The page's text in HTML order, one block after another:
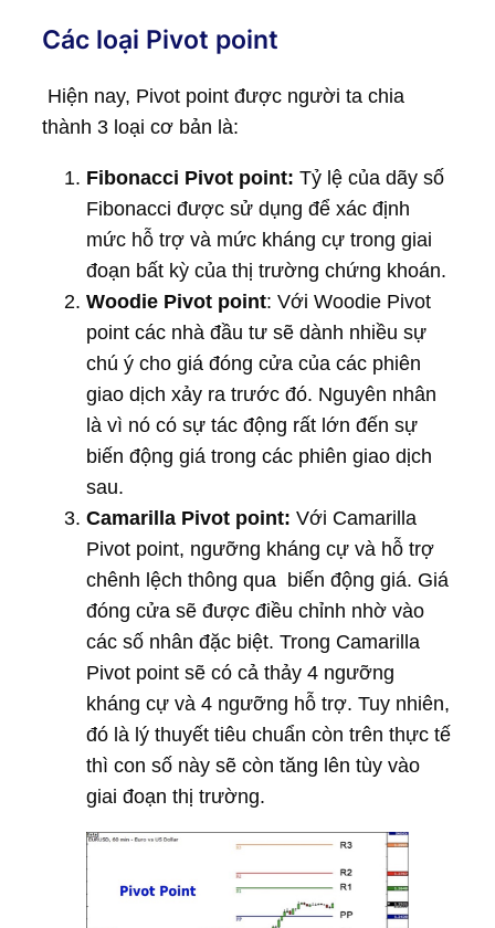
Các loại Pivot point
Hiện nay, Pivot point được người ta chia
thành 3 loại cơ bản là:
Fibonacci Pivot point: Tỷ lệ của dãy số
Fibonacci được sử dụng để xác định
mức hỗ trợ và mức kháng cự trong giai
đoạn bất kỳ của thị trường chứng khoán.
Woodie Pivot point: Với Woodie Pivot
point các nhà đầu tư sẽ dành nhiều sự
chú ý cho giá đóng cửa của các phiên
giao dịch xảy ra trước đó. Nguyên nhân
là vì nó có sự tác động rất lớn đến sự
biến động giá trong các phiên giao dịch
sau.
Camarilla Pivot point: Với Camarilla
Pivot point, ngưỡng kháng cự và hỗ trợ
chênh lệch thông qua biến động giá. Giá
đóng cửa sẽ được điều chỉnh nhờ vào
các số nhân đặc biệt. Trong Camarilla
Pivot point sẽ có cả thảy 4 ngưỡng
kháng cự và 4 ngưỡng hỗ trợ. Tuy nhiên,
đó là lý thuyết tiêu chuẩn còn trên thực tế
thì con số này sẽ còn tăng lên tùy vào
giai đoạn thị trường.